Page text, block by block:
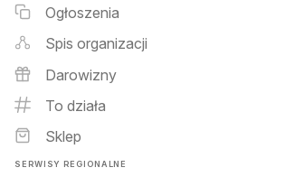
Ogłoszenia
Spis organizacji
Darowizny
To działa
Sklep
SERWISY REGIONALNE